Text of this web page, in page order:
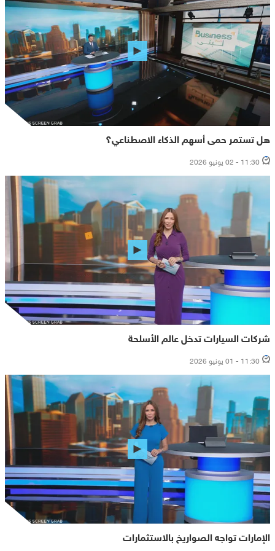
هل تستمر حمى أسهم الذكاء الاصطناعي؟
11:30 - 02 يونيو 2026
شركات السيارات تدخل عالم الأسلحة
11:30 - 01 يونيو 2026
الإمارات تواجه الصواريخ بالاستثمارات